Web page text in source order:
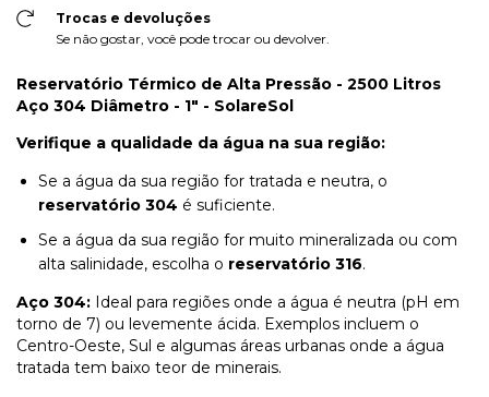
Trocas e devoluções
Se não gostar, você pode trocar ou devolver.
Reservatório Térmico de Alta Pressão - 2500 Litros
Aço 304 Diâmetro - 1" - SolareSol
Verifique a qualidade da água na sua região:
Se a água da sua região for tratada e neutra, o
reservatório 304 é suficiente.
Se a água da sua região for muito mineralizada ou com
alta salinidade, escolha o reservatório 316.
Aço 304: Ideal para regiões onde a água é neutra (pH em
torno de 7) ou levemente ácida. Exemplos incluem o
Centro-Oeste, Sul e algumas áreas urbanas onde a água
tratada tem baixo teor de minerais.